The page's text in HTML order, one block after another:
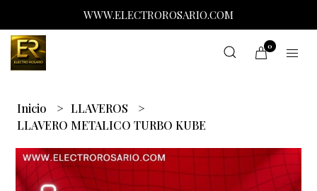
WWW.ELECTROROSARIO.COM
0
Inicio
LLAVEROS
LLAVERO METALICO TURBO KUBE